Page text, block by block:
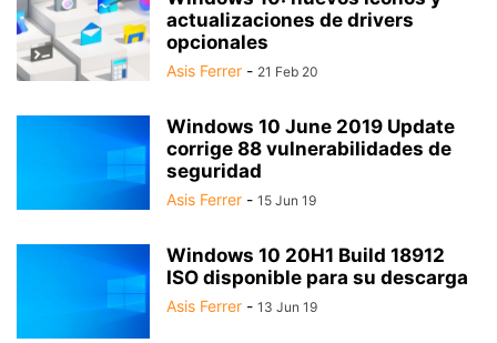
actualizaciones de drivers
opcionales
Asis Ferrer - 21 Feb 20
Windows 10 June 2019 Update
corrige 88 vulnerabilidades de
seguridad
Asis Ferrer - 15 Jun 19
Windows 10 20H1 Build 18912
ISO disponible para su descarga
Asis Ferrer - 13 Jun 19